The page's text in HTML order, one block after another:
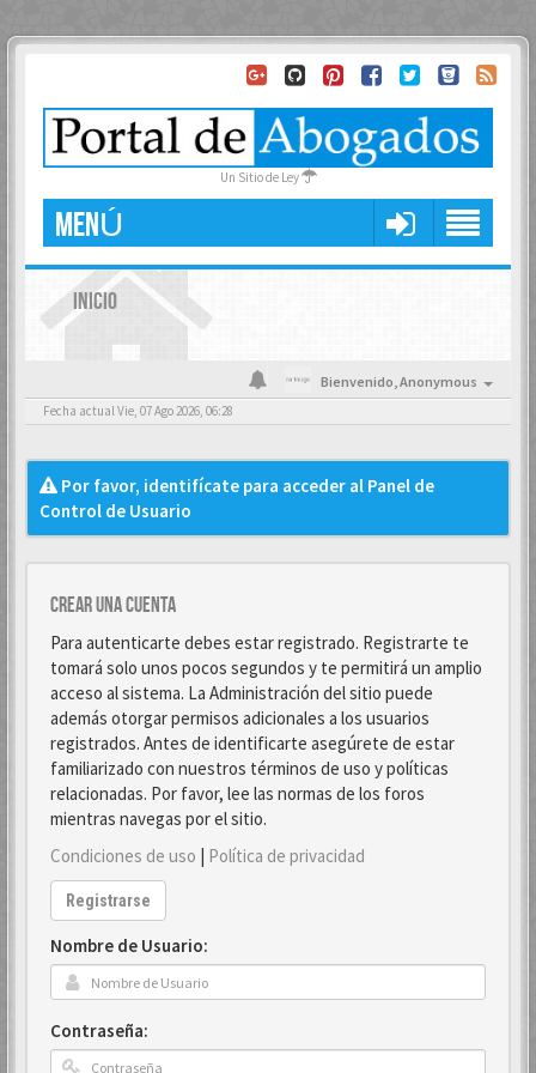
Un Sitio de Ley
MENÚ
INICIO
Bienvenido,Anonymous
Fecha actual Vie, 07 Ago 2026, 06:28
Por favor, identifícate para acceder al Panel de
Control de Usuario
Crear una cuenta
Para autenticarte debes estar registrado. Registrarte te
tomará solo unos pocos segundos y te permitirá un amplio
acceso al sistema. La Administración del sitio puede
además otorgar permisos adicionales a los usuarios
registrados. Antes de identificarte asegúrete de estar
familiarizado con nuestros términos de uso y políticas
relacionadas. Por favor, lee las normas de los foros
mientras navegas por el sitio.
Condiciones de uso | Política de privacidad
Registrarse
Nombre de Usuario:
Contraseña: